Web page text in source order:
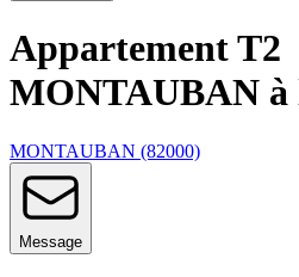
Appartement T2
MONTAUBAN à
MONTAUBAN (82000)
Message